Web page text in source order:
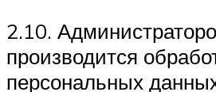
2.10.
производится
персональных